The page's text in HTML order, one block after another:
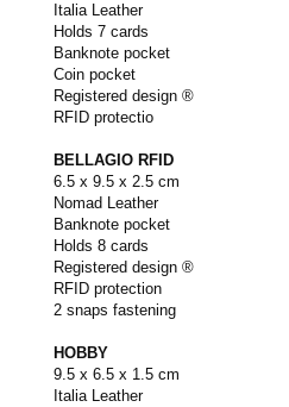
Italia Leather
Holds 7 cards
Banknote pocket
Coin pocket
Registered design ®
RFID protectio
BELLAGIO RFID
6.5 x 9.5 x 2.5 cm
Nomad Leather
Banknote pocket
Holds 8 cards
Registered design ®
RFID protection
2 snaps fastening
HOBBY
9.5 x 6.5 x 1.5 cm
Italia Leather